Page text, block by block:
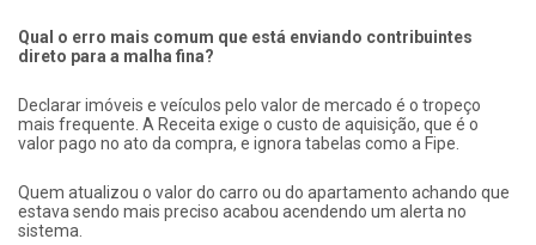
Qual o erro mais comum que está enviando contribuintes
direto para a malha fina?
Declarar imóveis e veículos pelo valor de mercado é o tropeço
mais frequente. A Receita exige o custo de aquisição, que é o
valor pago no ato da compra, e ignora tabelas como a Fipe.
Quem atualizou o valor do carro ou do apartamento achando que
estava sendo mais preciso acabou acendendo um alerta no
sistema.